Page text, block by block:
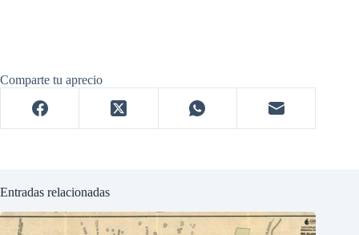
Comparte tu aprecio
Entradas relacionadas